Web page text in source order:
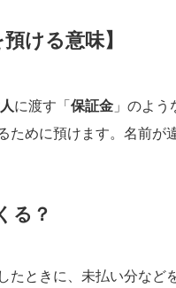
ける意味】
に渡す「 保証金 」のよう
ために預けます。名前が
る？
たときに、未払い分など